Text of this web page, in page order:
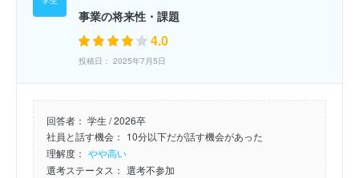
事業の将来性・課題
4.0
投稿日： 2025年7月5日
回答者： 学生 / 2026卒
社員と話す機会： 10分以下だが話す機会があった
理解度： やや高い
選考ステータス： 選考不参加